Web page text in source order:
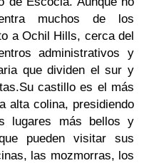
muchos de los
a Ochil Hills, cerca del
administrativos y
que dividen el sur y
castillo es el más
alta colina, presidiendo
lugares más bellos y
pueden visitar sus
las mozmorras, los